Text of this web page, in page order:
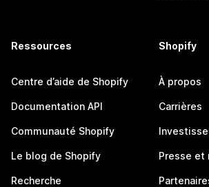
Ressources
Centre d’aide de Shopify
Documentation API
Communauté Shopify
Le blog de Shopify
Recherche
Shopify
À propos
Carrières
Presse et